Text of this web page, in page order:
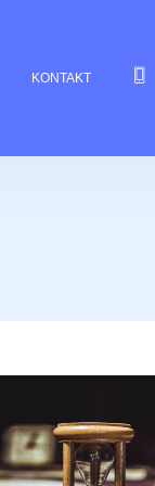
KONTAKT